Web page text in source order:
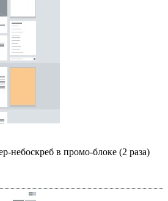
небоскреб в промо-блоке (2 раза)